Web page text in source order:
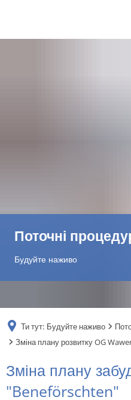
Поточні
Будуйте наживо
Ти тут: Будуйте наживо
Зміна плану розвитку OG
Зміна
плану
Зміна плану
"Beneförschten"